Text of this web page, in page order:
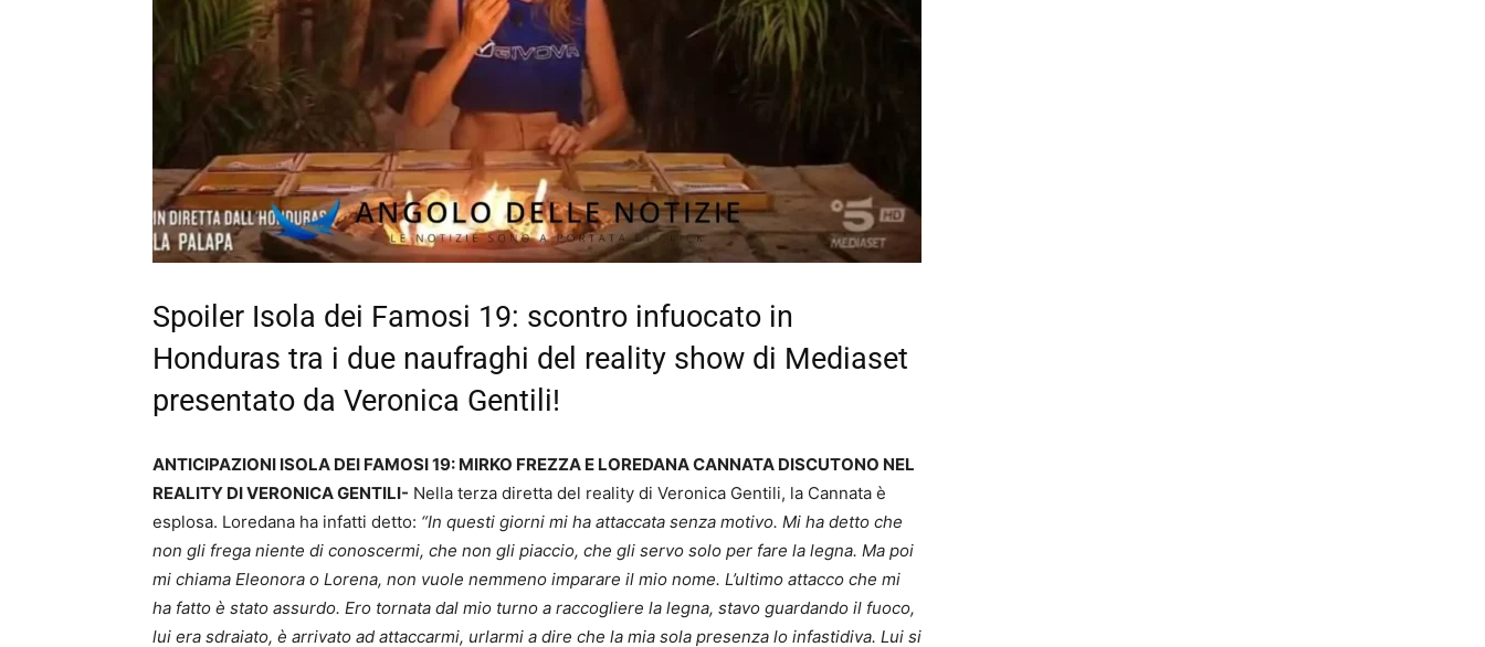
Spoiler Isola dei Famosi 19: scontro infuocato in
Honduras tra i due naufraghi del reality show di Mediaset
presentato da Veronica Gentili!
ANTICIPAZIONI ISOLA DEI FAMOSI 19: MIRKO FREZZA E LOREDANA CANNATA DISCUTONO NEL
REALITY DI VERONICA GENTILI- Nella terza diretta del reality di Veronica Gentili, la Cannata è
esplosa. Loredana ha infatti detto: “In questi giorni mi ha attaccata senza motivo. Mi ha detto che
non gli frega niente di conoscermi, che non gli piaccio, che gli servo solo per fare la legna. Ma poi
mi chiama Eleonora o Lorena, non vuole nemmeno imparare il mio nome. L’ultimo attacco che mi
ha fatto è stato assurdo. Ero tornata dal mio turno a raccogliere la legna, stavo guardando il fuoco,
lui era sdraiato, è arrivato ad attaccarmi, urlarmi a dire che la mia sola presenza lo infastidiva. Lui si